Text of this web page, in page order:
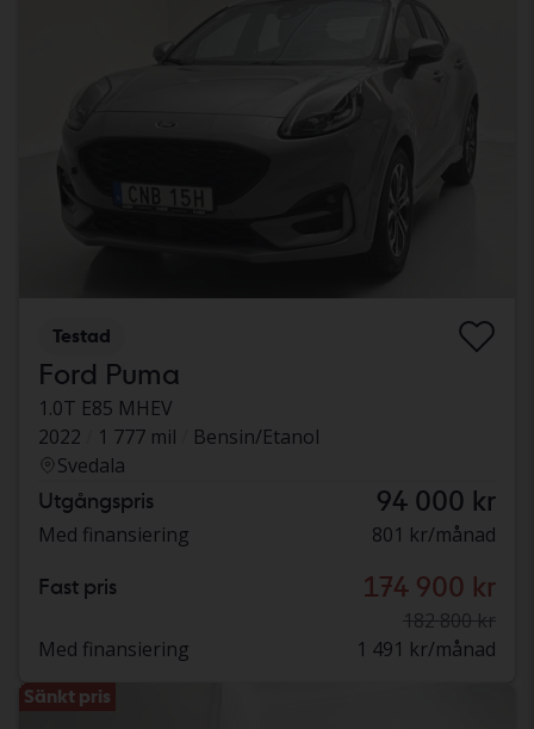
Testad
Ford Puma
1.0T E85 MHEV
2022
1 777 mil
Bensin/Etanol
Svedala
Utgångspris 94 000 kr
Med finansiering 801 kr/månad
Fast pris 174 900 kr
182 800 kr
Med finansiering
1 491 kr/månad
Sänkt pris